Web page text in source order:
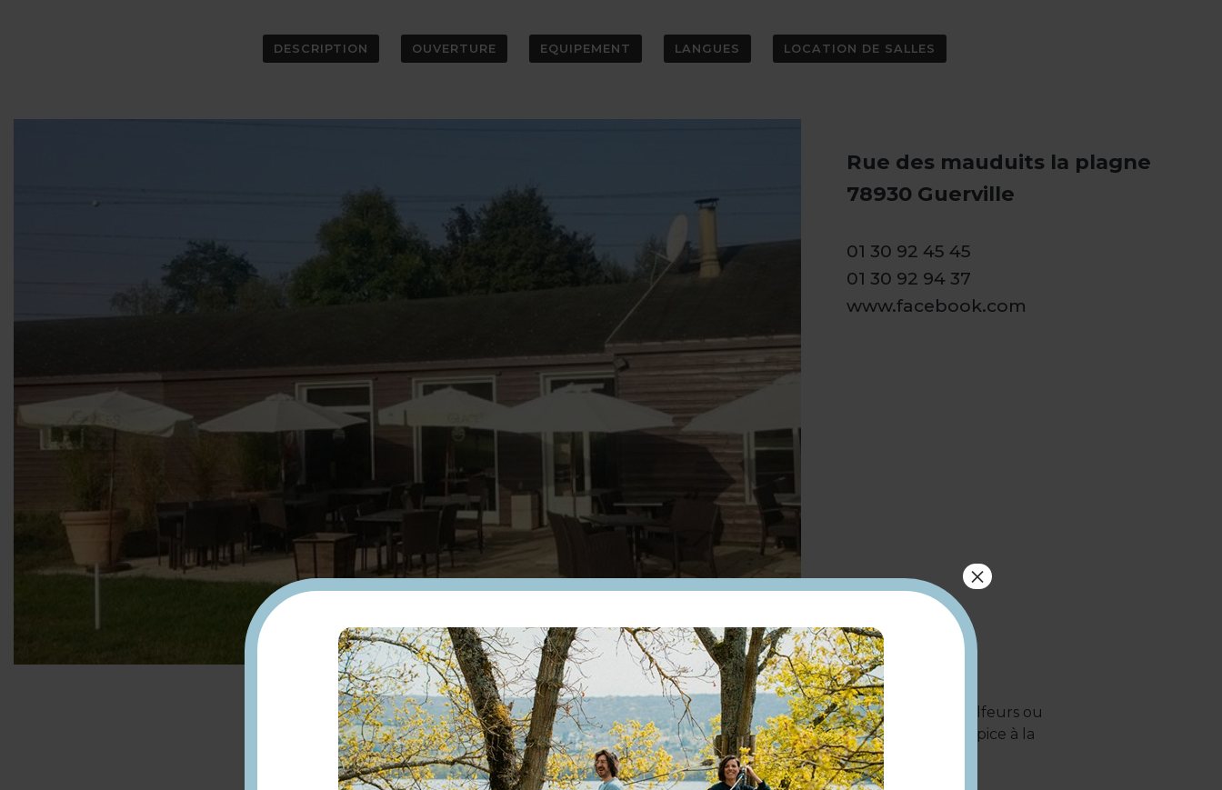
DESCRIPTION OUVERTURE EQUIPEMENT LANGUES LOCATION DE SALLES
Rue des mauduits la plagne
78930 Guerville
01 30 92 45 45
01 30 92 94 37
www.facebook.com
Situé au sein du Golf Bluegreen de Guerville, le restaurant bénéficie d’un
emplacement privilégié avec vue directe sur le parcours. Ouvert à tous, golfeurs ou
non, il accueille les convives dans un environnement calme et apaisant, propice à la
détente.
×